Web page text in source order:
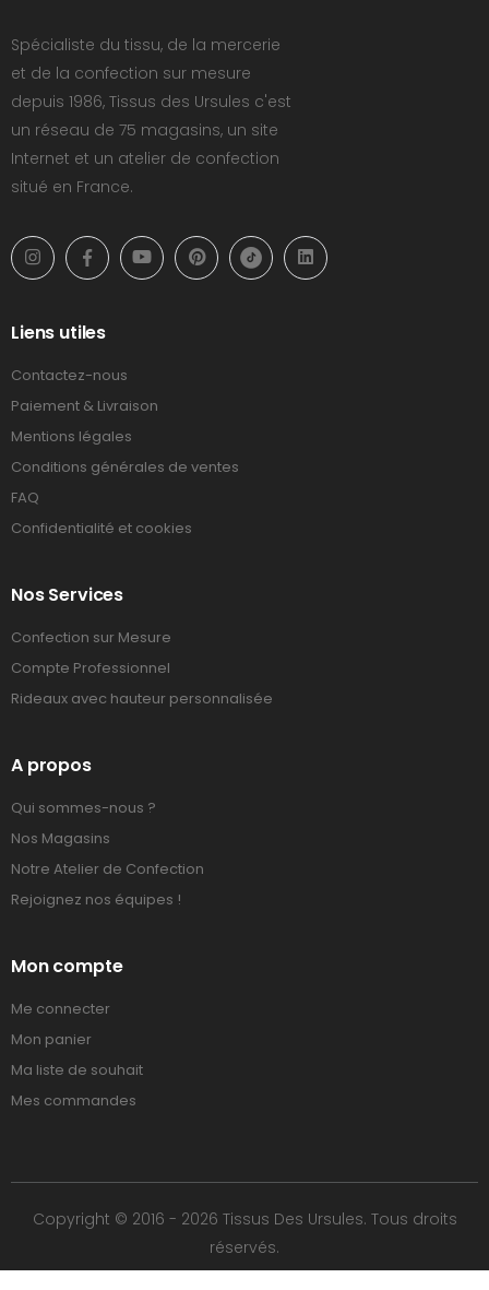
Spécialiste du tissu, de la mercerie
et de la confection sur mesure
depuis 1986, Tissus des Ursules c'est
un réseau de 75 magasins, un site
Internet et un atelier de confection
situé en France.
Liens utiles
Contactez-nous
Paiement & Livraison
Mentions légales
Conditions générales de ventes
FAQ
Confidentialité et cookies
Nos Services
Confection sur Mesure
Compte Professionnel
Rideaux avec hauteur personnalisée
A propos
Qui sommes-nous ?
Nos Magasins
Notre Atelier de Confection
Rejoignez nos équipes !
Mon compte
Me connecter
Mon panier
Ma liste de souhait
Mes commandes
Copyright © 2016 - 2026 Tissus Des Ursules. Tous droits
réservés.